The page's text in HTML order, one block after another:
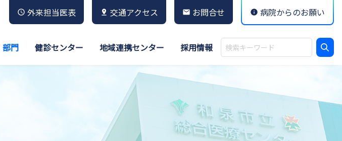
外来担当医表 交通アクセス お問合せ 病院からのお願い
部門 健診センター 地域連携センター 採用情報